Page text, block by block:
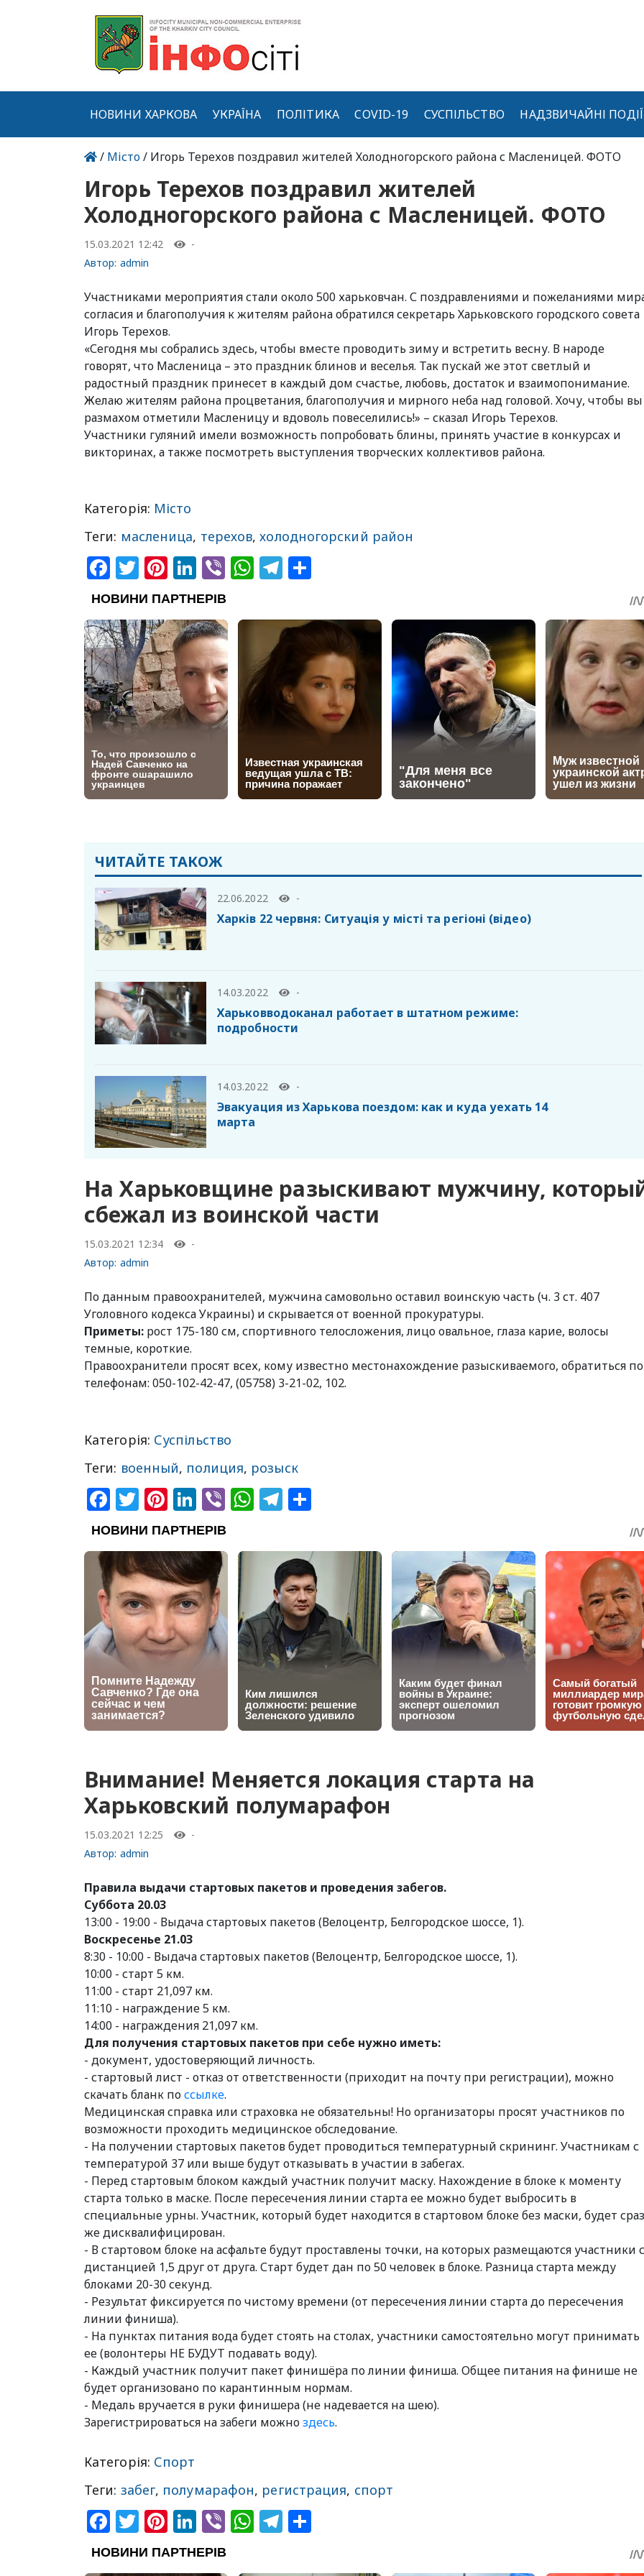
НОВИНИ ХАРКОВА УКРАЇНА ПОЛІТИКА COVID-19 СУСПІЛЬСТВО НАДЗВИЧАЙНІ ПОДІЇ
/ Місто/ Игорь Терехов поздравил жителей Холодногорского района с Масленицей. ФОТО
Игорь Терехов поздравил жителей
Холодногорского района с Масленицей. ФОТО
15.03.2021 12:42
-
Автор: admin
Участниками мероприятия стали около 500 харьковчан. С поздравлениями и пожеланиями
согласия и благополучия к жителям района обратился секретарь Харьковского городского совета
Игорь Терехов.
«Сегодня мы собрались здесь, чтобы вместе проводить зиму и встретить весну. В народе
говорят, что Масленица – это праздник блинов и веселья. Так пускай же этот светлый и
радостный праздник принесет в каждый дом счастье, любовь, достаток и взаимопонимание.
Желаю жителям района процветания, благополучия и мирного неба над головой. Хочу, чтобы вы
размахом отметили Масленицу и вдоволь повеселились!» – сказал Игорь Терехов.
Участники гуляний имели возможность попробовать блины, принять участие в конкурсах и
викторинах, а также посмотреть выступления творческих коллективов района.
Категорія: Місто
Теги: масленица, терехов,холодногорский район
Facebook
Twitter
Pinterest
LinkedIn
ViberWhatsApp
Telegram
ЧИТАЙТЕ ТАКОЖ
22.06.2022 -
Харків 22 червня: Cитуація у місті та регіоні (відео)
14.03.2022 -
Харьковводоканал работает в штатном режиме:
подробности
14.03.2022 -
Эвакуация из Харькова поездом: как и куда уехать 14
марта
На Харьковщине разыскивают мужчину,
сбежал из воинской части
15.03.2021 12:34
-
Автор: admin
По данным правоохранителей, мужчина самовольно оставил воинскую часть (ч. 3 ст. 407
Уголовного кодекса Украины) и скрывается от военной прокуратуры.
Приметы: рост 175-180 см, спортивного телосложения, лицо овальное, глаза карие, волосы
темные, короткие.
Правоохранители просят всех, кому известно местонахождение разыскиваемого, обратиться по
телефонам: 050-102-42-47, (05758) 3-21-02, 102.
Категорія: Суспільство
Теги: военный, полиция, розыск
Facebook
Twitter
Pinterest
LinkedIn
ViberWhatsApp
Telegram
Внимание! Меняется локация старта на
Харьковский полумарафон
15.03.2021 12:25
-
Автор: admin
Правила выдачи стартовых пакетов и проведения забегов.
Суббота 20.03
13:00 - 19:00 - Выдача стартовых пакетов (Велоцентр, Белгородское шоссе, 1).
Воскресенье 21.03
8:30 - 10:00 - Выдача стартовых пакетов (Велоцентр, Белгородское шоссе, 1).
10:00 - старт 5 км.
11:00 - старт 21,097 км.
11:10 - награждение 5 км.
14:00 - награждения 21,097 км.
Для получения стартовых пакетов при себе нужно иметь:
- документ, удостоверяющий личность.
- стартовый лист - отказ от ответственности (приходит на почту при регистрации), можно
скачать бланк поссылке.
Медицинская справка или страховка не обязательны! Но организаторы просят участников по
возможности проходить медицинское обследование.
- На получении стартовых пакетов будет проводиться температурный скрининг. Участникам с
температурой 37 или выше будут отказывать в участии в забегах.
- Перед стартовым блоком каждый участник получит маску. Нахождение в блоке к моменту
старта только в маске. После пересечения линии старта ее можно будет выбросить в
специальные урны. Участник, который будет находится в стартовом блоке без маски, будет
же дисквалифицирован.
- В стартовом блоке на асфальте будут проставлены точки, на которых размещаются участники с
дистанцией 1,5 друг от друга. Старт будет дан по 50 человек в блоке. Разница старта между
блоками 20-30 секунд.
- Результат фиксируется по чистому времени (от пересечения линии старта до пересечения
линии финиша).
- На пунктах питания вода будет стоять на столах, участники самостоятельно могут принимать
ее (волонтеры НЕ БУДУТ подавать воду).
- Каждый участник получит пакет финишёра по линии финиша. Общее питания на финише не
будет организовано по карантинным нормам.
- Медаль вручается в руки финишера (не надевается на шею).
Зарегистрироваться на забеги можноздесь.
Категорія: Спорт
Теги: забег, полумарафон, регистрация, спорт
Facebook
Twitter
Pinterest
LinkedIn
ViberWhatsApp
Telegram